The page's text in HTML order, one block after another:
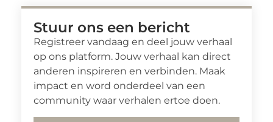
Stuur ons een bericht
Registreer vandaag en deel jouw verhaal
op ons platform. Jouw verhaal kan direct
anderen inspireren en verbinden. Maak
impact en word onderdeel van een
community waar verhalen ertoe doen.